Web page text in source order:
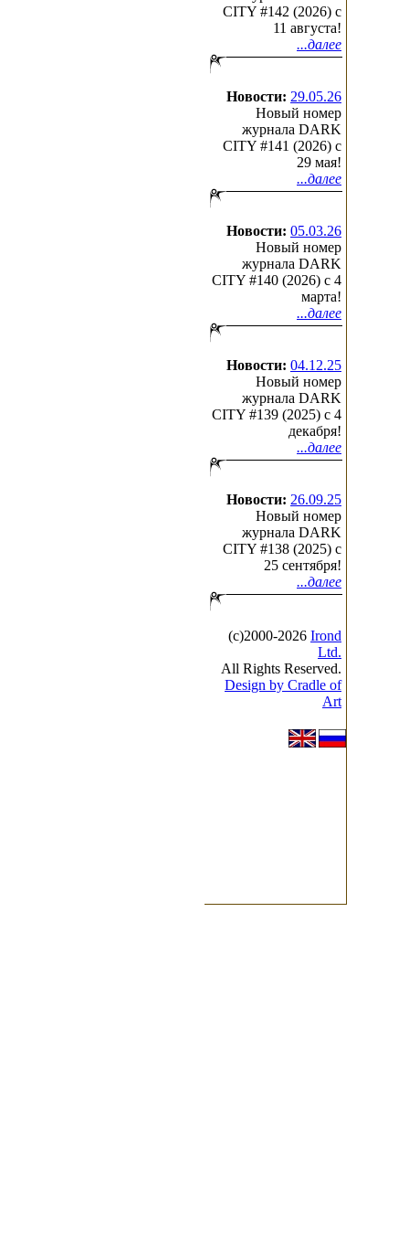
CITY #142 (2026) c
11 августа!
...далее
Новости: 29.05.26
Новый номер
журнала DARK
CITY #141 (2026) c
29 мая!
...далее
Новости: 05.03.26
Новый номер
журнала DARK
CITY #140 (2026) c 4
марта!
...далее
Новости: 04.12.25
Новый номер
журнала DARK
CITY #139 (2025) c 4
декабря!
...далее
Новости: 26.09.25
Новый номер
журнала DARK
CITY #138 (2025) c
25 сентября!
...далее
(с)2000-2026 Irond
Ltd.
All Rights Reserved.
Design by Cradle of
Art